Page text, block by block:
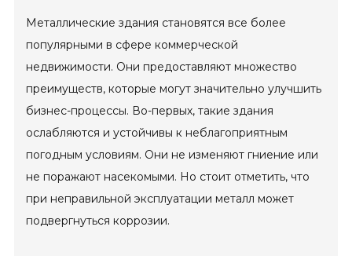
Металлические здания становятся все более
популярными в сфере коммерческой
недвижимости. Они предоставляют множество
преимуществ, которые могут значительно улучшить
бизнес-процессы. Во-первых, такие здания
ослабляются и устойчивы к неблагоприятным
погодным условиям. Они не изменяют гниение или
не поражают насекомыми. Но стоит отметить, что
при неправильной эксплуатации металл может
подвергнуться коррозии.